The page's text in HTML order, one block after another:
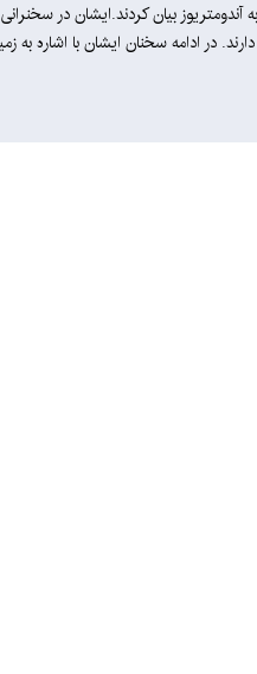
بیان کردند.ایشان در سخنرانی
در ادامه سخنان ایشان با اشاره